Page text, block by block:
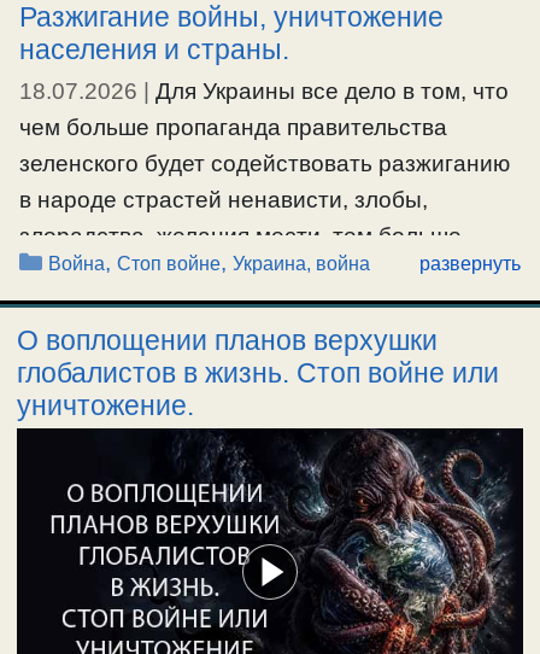
Разжигание войны, уничтожение
населения и страны.
18.07.2026 | Для Украины все дело в том, что
чем больше пропаганда правительства
зеленского будет содействовать разжиганию
в народе страстей ненависти, злобы,
злорадства, желания мести, тем больше
бесы будут над людьми иметь власть, люди
будут становиться одержимыми и
бесноватыми, у них будет наступать
омрачение ума, и война будет разжигаться
еще больше, пока не будут уничтожены все.
Ещё…
,#Россия ,#Украина
Рубрики
Война,Стоп войне,Украина, война развернуть
О воплощении планов верхушки
глобалистов в жизнь. Стоп войне или
уничтожение.